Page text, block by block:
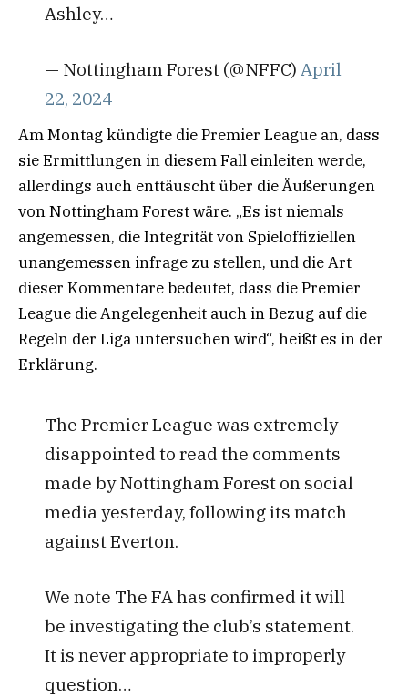
Ashley…
— Nottingham Forest (@NFFC) April
22, 2024
Am Montag kündigte die Premier League an, dass
sie Ermittlungen in diesem Fall einleiten werde,
allerdings auch enttäuscht über die Äußerungen
von Nottingham Forest wäre. „Es ist niemals
angemessen, die Integrität von Spieloffiziellen
unangemessen infrage zu stellen, und die Art
dieser Kommentare bedeutet, dass die Premier
League die Angelegenheit auch in Bezug auf die
Regeln der Liga untersuchen wird“, heißt es in der
Erklärung.
The Premier League was extremely
disappointed to read the comments
made by Nottingham Forest on social
media yesterday, following its match
against Everton.
We note The FA has confirmed it will
be investigating the club’s statement.
It is never appropriate to improperly
question…